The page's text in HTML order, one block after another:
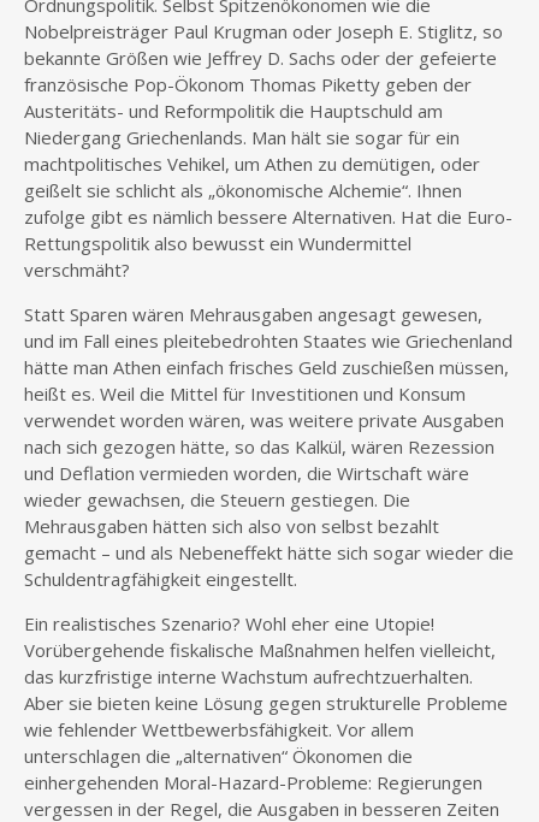
Ordnungspolitik. Selbst Spitzenökonomen wie die
Nobelpreisträger Paul Krugman oder Joseph E. Stiglitz, so
bekannte Größen wie Jeffrey D. Sachs oder der gefeierte
französische Pop-Ökonom Thomas Piketty geben der
Austeritäts- und Reformpolitik die Hauptschuld am
Niedergang Griechenlands. Man hält sie sogar für ein
machtpolitisches Vehikel, um Athen zu demütigen, oder
geißelt sie schlicht als „ökonomische Alchemie“. Ihnen
zufolge gibt es nämlich bessere Alternativen. Hat die Euro-
Rettungspolitik also bewusst ein Wundermittel
verschmäht?
Statt Sparen wären Mehrausgaben angesagt gewesen,
und im Fall eines pleitebedrohten Staates wie Griechenland
hätte man Athen einfach frisches Geld zuschießen müssen,
heißt es. Weil die Mittel für Investitionen und Konsum
verwendet worden wären, was weitere private Ausgaben
nach sich gezogen hätte, so das Kalkül, wären Rezession
und Deflation vermieden worden, die Wirtschaft wäre
wieder gewachsen, die Steuern gestiegen. Die
Mehrausgaben hätten sich also von selbst bezahlt
gemacht – und als Nebeneffekt hätte sich sogar wieder die
Schuldentragfähigkeit eingestellt.
Ein realistisches Szenario? Wohl eher eine Utopie!
Vorübergehende fiskalische Maßnahmen helfen vielleicht,
das kurzfristige interne Wachstum aufrechtzuerhalten.
Aber sie bieten keine Lösung gegen strukturelle Probleme
wie fehlender Wettbewerbsfähigkeit. Vor allem
unterschlagen die „alternativen“ Ökonomen die
einhergehenden Moral-Hazard-Probleme: Regierungen
vergessen in der Regel, die Ausgaben in besseren Zeiten